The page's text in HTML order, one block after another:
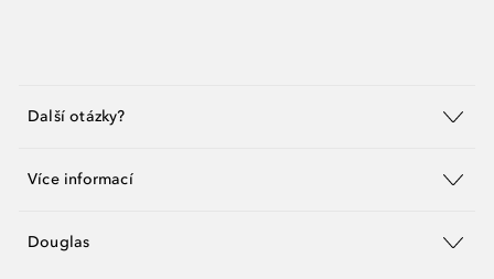
Další otázky?
Více informací
Douglas